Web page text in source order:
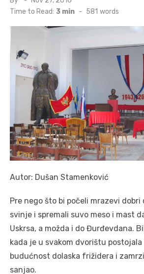
on
Time to Read: 3 min - 581 words
Autor: Dušan Stamenković
Pre nego što bi počeli mrazevi dobri
svinje i spremali suvo meso i mast
Uskrsa, a možda i do Đurđevdana.
kada je u svakom dvorištu
budućnost dolaska frižidera i
sanjao.